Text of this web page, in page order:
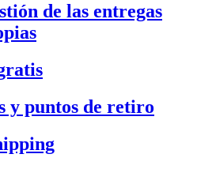
de las entregas
y puntos de retiro